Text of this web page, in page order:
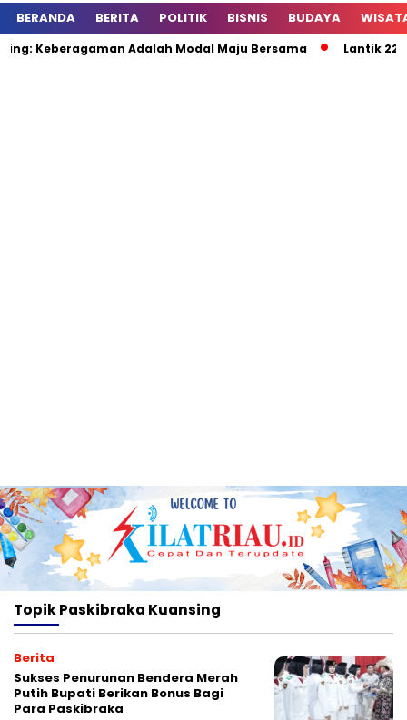
BERANDA BERITA POLITIK BISNIS BUDAYA
Keberagaman Adalah Modal Maju Bersama Lantik 22
TopikPaskibraka Kuansing
Berita
Sukses Penurunan Bendera Merah
Putih Bupati Berikan Bonus Bagi
Para Paskibraka